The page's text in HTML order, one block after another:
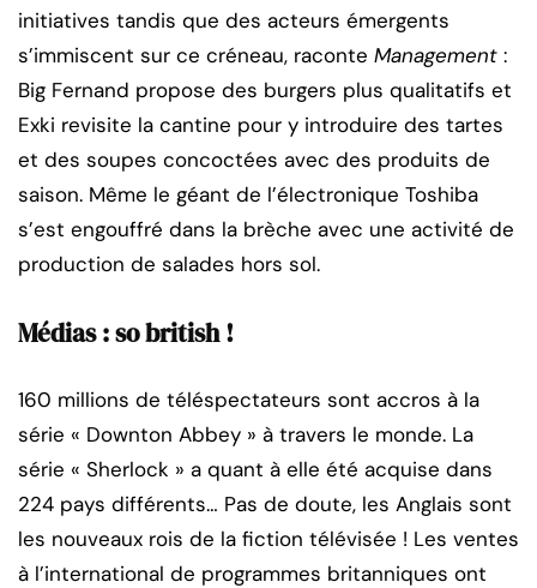
initiatives tandis que des acteurs émergents
s’immiscent sur ce créneau, raconte Management :
Big Fernand propose des burgers plus qualitatifs et
Exki revisite la cantine pour y introduire des tartes
et des soupes concoctées avec des produits de
saison. Même le géant de l’électronique Toshiba
s’est engouffré dans la brèche avec une activité de
production de salades hors sol.
Médias : so british !
160 millions de téléspectateurs sont accros à la
série « Downton Abbey » à travers le monde. La
série « Sherlock » a quant à elle été acquise dans
224 pays différents… Pas de doute, les Anglais sont
les nouveaux rois de la fiction télévisée ! Les ventes
à l’international de programmes britanniques ont